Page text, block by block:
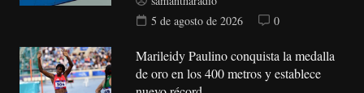
5 de agosto de 2026
0
Marileidy Paulino conquista la medalla
de oro en los 400 metros y establece